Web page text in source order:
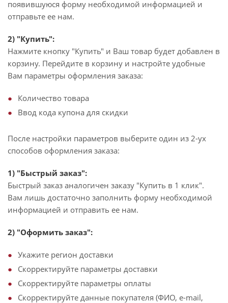
появившуюся форму необходимой информацией и
отправьте ее нам.
2) "Купить":
Нажмите кнопку "Купить" и Ваш товар будет добавлен в
корзину. Перейдите в корзину и настройте удобные
Вам параметры оформления заказа:
Количество товара
Ввод кода купона для скидки
После настройки параметров выберите один из 2-ух
способов оформления заказа:
1) "Быстрый заказ":
Быстрый заказ аналогичен заказу "Купить в 1 клик".
Вам лишь достаточно заполнить форму необходимой
информацией и отправить ее нам.
2) "Оформить заказ":
Укажите регион доставки
Скорректируйте параметры доставки
Скорректируйте параметры оплаты
Скорректируйте данные покупателя (ФИО, e-mail,